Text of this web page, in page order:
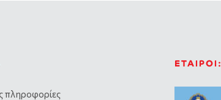
πληροφορίες
ΕΤΑΙΡΟΙ: